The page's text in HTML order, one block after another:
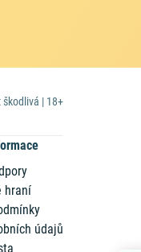
| 18+
hraní
údajů